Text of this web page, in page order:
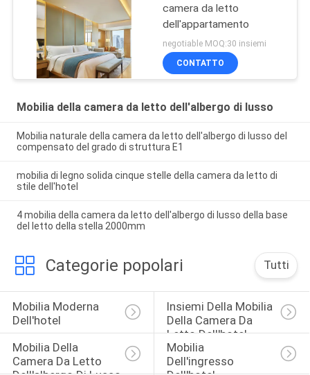
camera da letto
dell'appartamento
negotiable MOQ:30 insiemi
CONTATTO
Mobilia della camera da letto dell'albergo di lusso
Mobilia naturale della camera da letto dell'albergo di lusso del
compensato del grado di struttura E1
mobilia di legno solida cinque stelle della camera da letto di
stile dell'hotel
4 mobilia della camera da letto dell'albergo di lusso della base
del letto della stella 2000mm
Categorie popolari Tutti
Mobilia Moderna
Dell'hotel
Insiemi Della Mobilia
Della Camera Da
Letto Dell'hotel
Mobilia Della
Camera Da Letto
Mobilia
Dell'ingresso